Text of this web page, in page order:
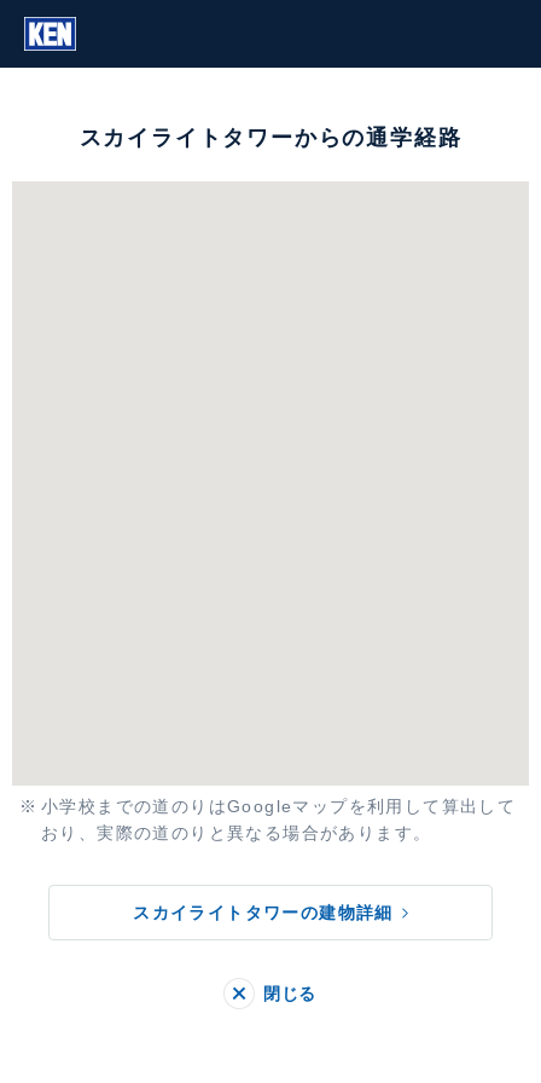
スカイライトタワーからの通学経路
小学校までの道のりはGoogleマップを利用して算出して
おり、実際の道のりと異なる場合があります。
スカイライトタワーの建物詳細
閉じる